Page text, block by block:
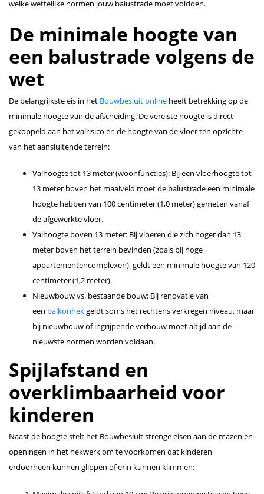
welke wettelijke normen jouw balustrade moet voldoen.
De minimale hoogte van
een balustrade volgens de
wet
De belangrijkste eis in het Bouwbesluit online heeft betrekking op de
minimale hoogte van de afscheiding. De vereiste hoogte is direct
gekoppeld aan het valrisico en de hoogte van de vloer ten opzichte
van het aansluitende terrein:
Valhoogte tot 13 meter (woonfuncties): Bij een vloerhoogte tot
13 meter boven het maaiveld moet de balustrade een minimale
hoogte hebben van 100 centimeter (1,0 meter) gemeten vanaf
de afgewerkte vloer.
Valhoogte boven 13 meter: Bij vloeren die zich hoger dan 13
meter boven het terrein bevinden (zoals bij hoge
appartementencomplexen), geldt een minimale hoogte van 120
centimeter (1,2 meter).
Nieuwbouw vs. bestaande bouw: Bij renovatie van
een balkonhekgeldt soms het rechtens verkregen niveau, maar
bij nieuwbouw of ingrijpende verbouw moet altijd aan de
nieuwste normen worden voldaan.
Spijlafstand en
overklimbaarheid voor
kinderen
Naast de hoogte stelt het Bouwbesluit strenge eisen aan de mazen en
openingen in het hekwerk om te voorkomen dat kinderen
erdoorheen kunnen glippen of erin kunnen klimmen: